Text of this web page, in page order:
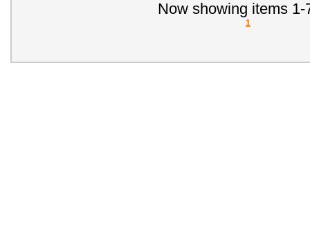
Now showing items 1-
1